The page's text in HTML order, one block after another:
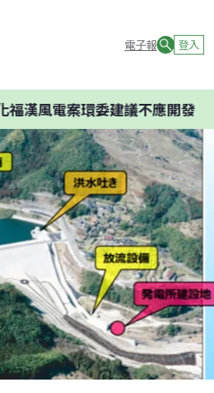
電子報 登入
電案環委建議不應開發